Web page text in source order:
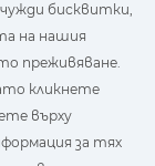
и бисквитки на
навигацията и
да оптимизира
бисквитки,
на нашия
преживяване.
кликнете
върху
за тях